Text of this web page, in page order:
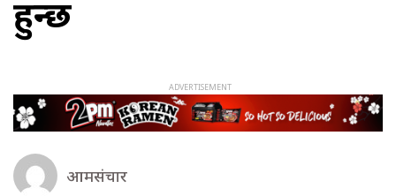
हुन्छ
आमसंचार